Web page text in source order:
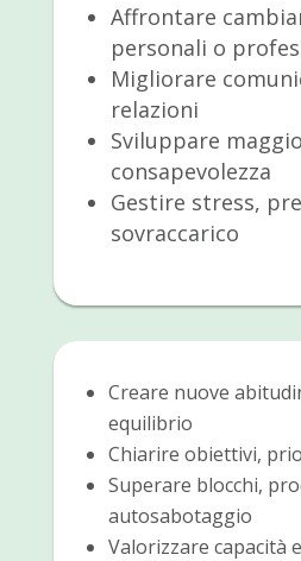
Affrontare
personali o
Migliorare
relazioni
Sviluppare
consapevolezza
Gestire stress,
sovraccarico
Creare nuove
equilibrio
Chiarire obiettivi,
Superare blocchi,
autosabotaggio
Valorizzare capacità